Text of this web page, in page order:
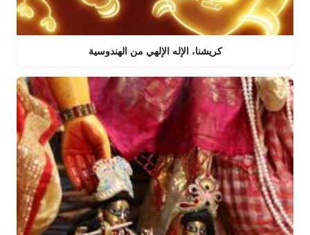
كريشنا، الإله الإلهي من الهندوسية